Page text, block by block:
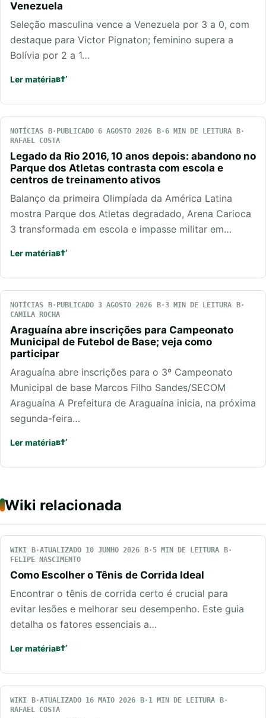
Venezuela
Seleção masculina vence a Venezuela por 3 a 0, com
destaque para Victor Pignaton; feminino supera a
Bolívia por 2 a 1…
Ler matéria
NOTÍCIAS PUBLICADO 6 AGOSTO 2026
6 MIN DE LEITURA
RAFAEL COSTA
Legado da Rio 2016, 10 anos depois: abandono no
Parque dos Atletas contrasta com escola e
centros de treinamento ativos
Balanço da primeira Olimpíada da América Latina
mostra Parque dos Atletas degradado, Arena Carioca
3 transformada em escola e impasse militar em…
Ler matéria
NOTÍCIAS PUBLICADO 3 AGOSTO 2026
3 MIN DE LEITURA
CAMILA ROCHA
Araguaína abre inscrições para Campeonato
Municipal de Futebol de Base; veja como
participar
Araguaína abre inscrições para o 3º Campeonato
Municipal de base Marcos Filho Sandes/SECOM
Araguaína A Prefeitura de Araguaína inicia, na próxima
segunda-feira…
Ler matéria
Wiki relacionada
WIKI ATUALIZADO 10 JUNHO 2026
5 MIN DE LEITURA
FELIPE NASCIMENTO
Como Escolher o Tênis de Corrida Ideal
Encontrar o tênis de corrida certo é crucial para
evitar lesões e melhorar seu desempenho. Este guia
detalha os fatores essenciais a…
Ler matéria
WIKI ATUALIZADO 16 MAIO 2026
1 MIN DE LEITURA
RAFAEL COSTA